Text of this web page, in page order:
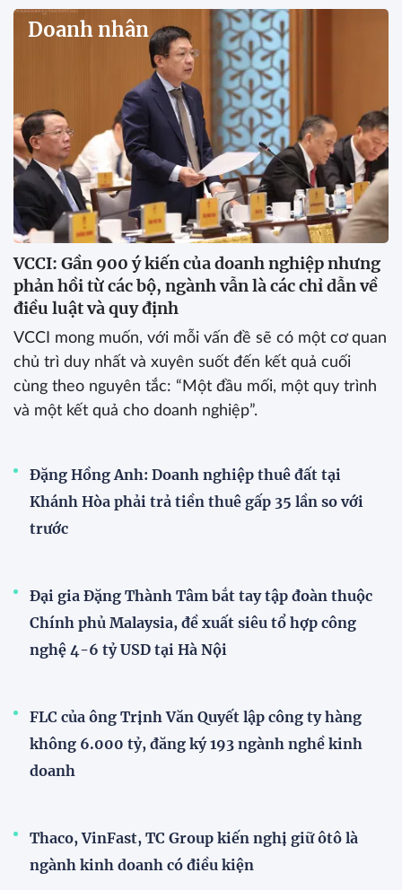
Doanh nhân
VCCI: Gần 900 ý kiến của doanh nghiệp nhưng
phản hồi từ các bộ, ngành vẫn là các chỉ dẫn về
điều luật và quy định
VCCI mong muốn, với mỗi vấn đề sẽ có một cơ quan
chủ trì duy nhất và xuyên suốt đến kết quả cuối
cùng theo nguyên tắc: “Một đầu mối, một quy trình
và một kết quả cho doanh nghiệp”.
Đặng Hồng Anh: Doanh nghiệp thuê đất tại
Khánh Hòa phải trả tiền thuê gấp 35 lần so với
trước
Đại gia Đặng Thành Tâm bắt tay tập đoàn thuộc
Chính phủ Malaysia, đề xuất siêu tổ hợp công
nghệ 4-6 tỷ USD tại Hà Nội
FLC của ông Trịnh Văn Quyết lập công ty hàng
không 6.000 tỷ, đăng ký 193 ngành nghề kinh
doanh
Thaco, VinFast, TC Group kiến nghị giữ ôtô là
ngành kinh doanh có điều kiện